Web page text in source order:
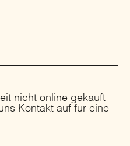
nicht online gekauft
Kontakt auf für eine